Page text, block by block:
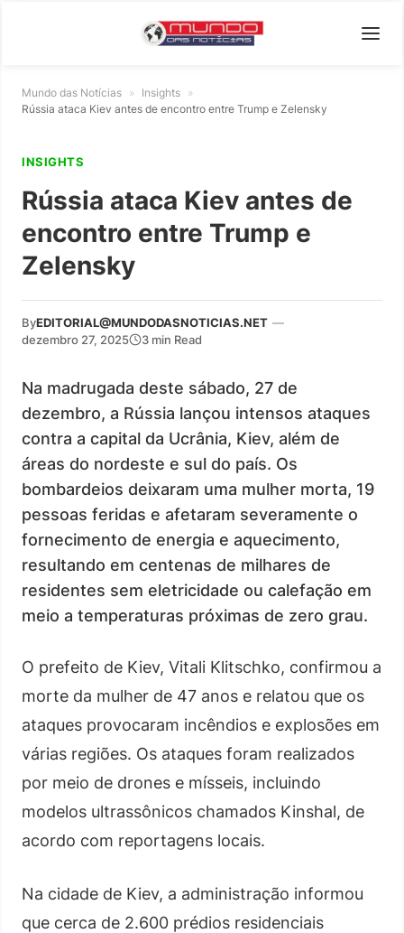
Mundo das Notícias » Insights »
Rússia ataca Kiev antes de encontro entre Trump e Zelensky
INSIGHTS
Rússia ataca Kiev antes de
encontro entre Trump e
Zelensky
ByEDITORIAL@MUNDODASNOTICIAS.NET —
dezembro 27, 2025
3 min Read
Na madrugada deste sábado, 27 de
dezembro, a Rússia lançou intensos ataques
contra a capital da Ucrânia, Kiev, além de
áreas do nordeste e sul do país. Os
bombardeios deixaram uma mulher morta, 19
pessoas feridas e afetaram severamente o
fornecimento de energia e aquecimento,
resultando em centenas de milhares de
residentes sem eletricidade ou calefação em
meio a temperaturas próximas de zero grau.
O prefeito de Kiev, Vitali Klitschko, confirmou a
morte da mulher de 47 anos e relatou que os
ataques provocaram incêndios e explosões em
várias regiões. Os ataques foram realizados
por meio de drones e mísseis, incluindo
modelos ultrassônicos chamados Kinshal, de
acordo com reportagens locais.
Na cidade de Kiev, a administração informou
que cerca de 2.600 prédios residenciais